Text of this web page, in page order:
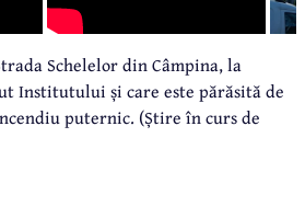
Schelelor din Câmpina, la
Institutului și care este părăsită de
puternic. (Știre în curs de